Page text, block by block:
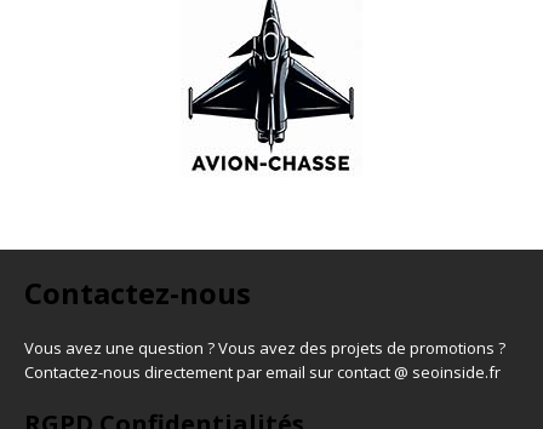
Contactez-nous
Vous avez une question ? Vous avez des projets de promotions ?
Contactez-nous directement par email sur contact @ seoinside.fr